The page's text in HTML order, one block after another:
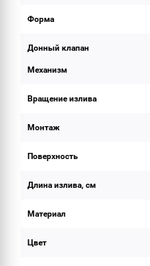
Форма
Донный клапан
Механизм
Вращение излива
Монтаж
Поверхность
Длина излива, см
Материал
Цвет